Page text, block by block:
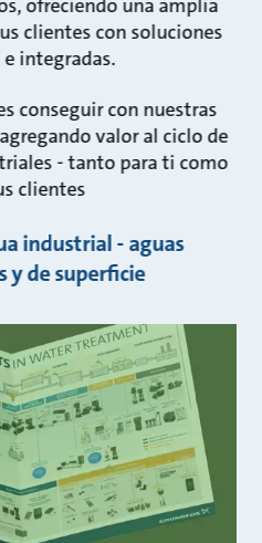
ofreciendo una amplia
clientes con soluciones
integradas.
conseguir con nuestras
valor al ciclo de
- tanto para ti como
clientes
industrial - aguas
y de superficie